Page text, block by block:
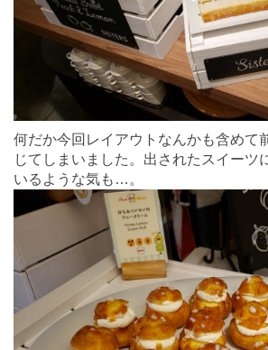
何だか今回レイアウトなんかも含めて
じてしまいました。出されたスイーツ
いるような気も…。